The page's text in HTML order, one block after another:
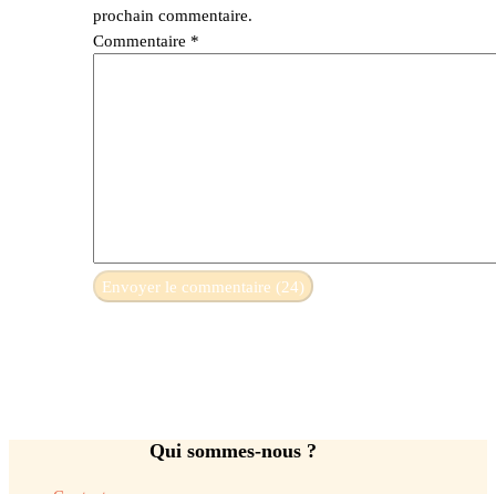
prochain commentaire.
Commentaire *
Qui sommes-nous ?